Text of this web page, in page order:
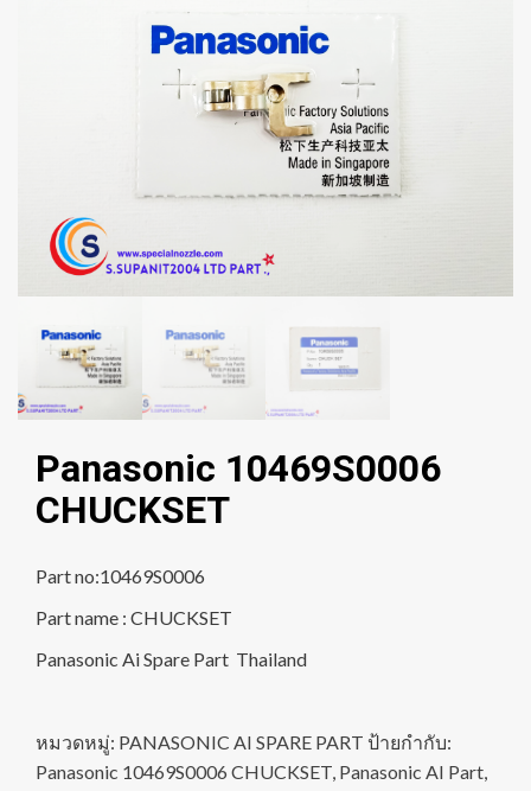
Panasonic 10469S0006
CHUCKSET
Part no:10469S0006
Part name : CHUCKSET
Panasonic Ai Spare Part Thailand
หมวดหมู่: PANASONIC AI SPARE PART ป้ายกำกับ:
Panasonic 10469S0006 CHUCKSET, Panasonic AI Part,